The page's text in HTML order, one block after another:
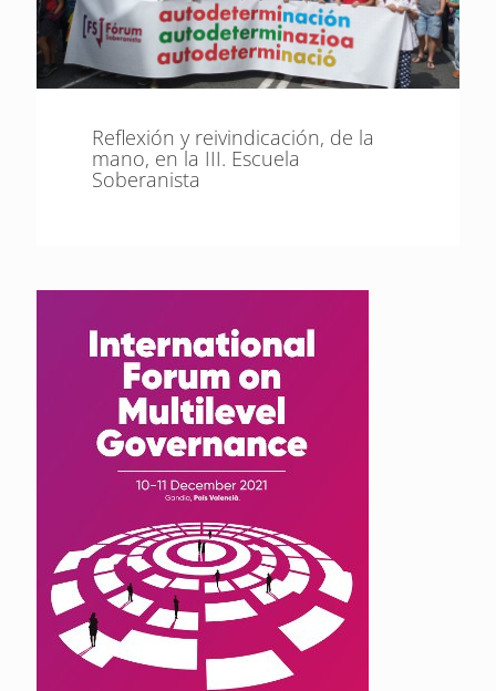
Reflexión y reivindicación, de la
mano, en la III. Escuela
Soberanista